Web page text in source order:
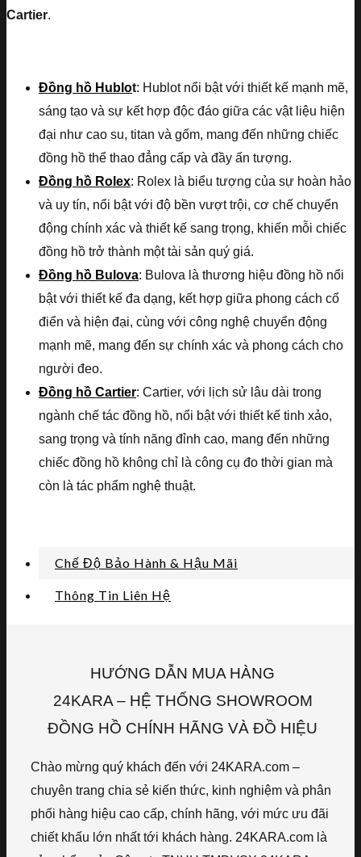
Cartier.
Đồng hồ Hublot: Hublot nổi bật với thiết kế mạnh mẽ,
sáng tạo và sự kết hợp độc đáo giữa các vật liệu hiện
đại như cao su, titan và gốm, mang đến những chiếc
đồng hồ thể thao đẳng cấp và đầy ấn tượng.
Đồng hồ Rolex: Rolex là biểu tượng của sự hoàn hảo
và uy tín, nổi bật với độ bền vượt trội, cơ chế chuyển
động chính xác và thiết kế sang trọng, khiến mỗi chiếc
đồng hồ trở thành một tài sản quý giá.
Đồng hồ Bulova: Bulova là thương hiệu đồng hồ nổi
bật với thiết kế đa dạng, kết hợp giữa phong cách cổ
điển và hiện đại, cùng với công nghệ chuyển động
mạnh mẽ, mang đến sự chính xác và phong cách cho
người đeo.
Đồng hồ Cartier: Cartier, với lịch sử lâu dài trong
ngành chế tác đồng hồ, nổi bật với thiết kế tinh xảo,
sang trọng và tính năng đỉnh cao, mang đến những
chiếc đồng hồ không chỉ là công cụ đo thời gian mà
còn là tác phẩm nghệ thuật.
Chế Độ Bảo Hành & Hậu Mãi
Thông Tin Liên Hệ
HƯỚNG DẪN MUA HÀNG
24KARA – HỆ THỐNG SHOWROOM
ĐỒNG HỒ CHÍNH HÃNG VÀ ĐỒ HIỆU
Chào mừng quý khách đến với 24KARA.com –
chuyên trang chia sẻ kiến thức, kinh nghiệm và phân
phối hàng hiệu cao cấp, chính hãng, với mức ưu đãi
chiết khấu lớn nhất tới khách hàng. 24KARA.com là